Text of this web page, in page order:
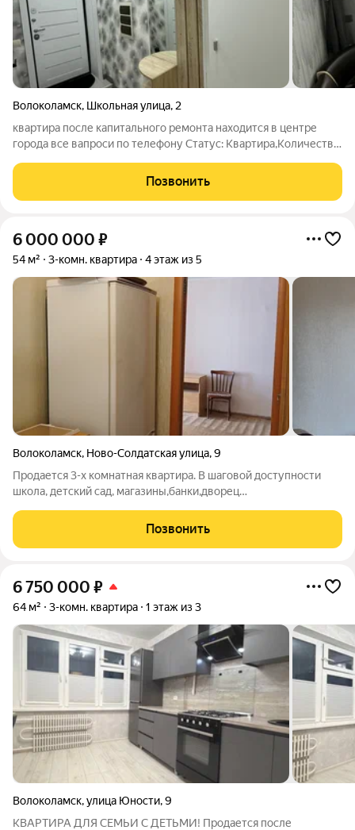
Волоколамск, Школьная улица, 2
квартира после капитального ремонта находится в центре
города все вапроси по телефону Статус: Квартира,Количество
4,Балкон или лоджия: Балкон,Дополнительно: Гардеробная,Тип
комнат:
Позвонить
6 000 000 ₽
54 м² 3-комн. квартира 4 этаж из 5
Волоколамск, Ново-Солдатская улица,9
Продается 3-х комнатная квартира. В шаговой доступности
школа, детский сад, магазины,банки,дворец
транспорта.Два собственника. Статус: квартира, Количество
комнат: 3, Общая площадь: 54.7 м, Площадь кухни: 6
Позвонить
6 750 000 ₽
64 м² 3-комн. квартира 1 этаж из 3
Волоколамск,улица Юности,9
КВАРТИРА ДЛЯ СЕМЬИ С ДЕТЬМИ! Продается после